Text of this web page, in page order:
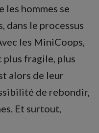
les hommes se
dans le processus
les MiniCoops,
plus fragile, plus
alors de leur
de rebondir,
Et surtout,